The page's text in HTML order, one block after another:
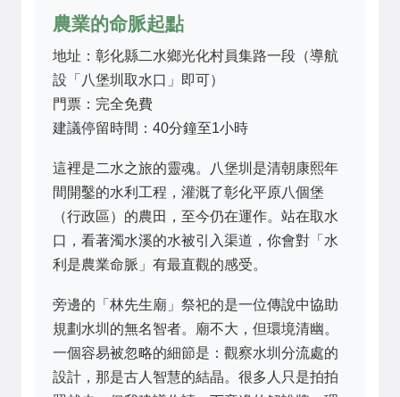
農業的命脈起點
地址：彰化縣二水鄉光化村員集路一段（導航
設「八堡圳取水口」即可）
門票：完全免費
建議停留時間：40分鐘至1小時
這裡是二水之旅的靈魂。八堡圳是清朝康熙年
間開鑿的水利工程，灌溉了彰化平原八個堡
（行政區）的農田，至今仍在運作。站在取水
口，看著濁水溪的水被引入渠道，你會對「水
利是農業命脈」有最直觀的感受。
旁邊的「林先生廟」祭祀的是一位傳說中協助
規劃水圳的無名智者。廟不大，但環境清幽。
一個容易被忽略的細節是：觀察水圳分流處的
設計，那是古人智慧的結晶。很多人只是拍拍